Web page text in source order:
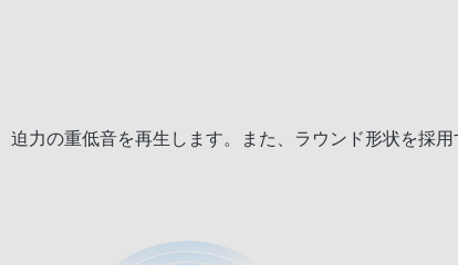
力の重低音を再生します。また、ラウンド形状を採